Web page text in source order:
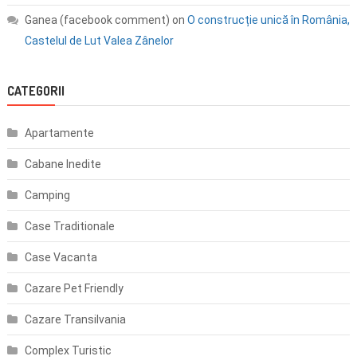
Ganea (facebook comment) on O construcție unică în România,
Castelul de Lut Valea Zânelor
CATEGORII
Apartamente
Cabane Inedite
Camping
Case Traditionale
Case Vacanta
Cazare Pet Friendly
Cazare Transilvania
Complex Turistic